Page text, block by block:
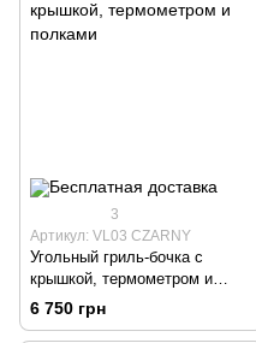
3
Артикул: VL03 CZARNY
Угольный гриль-бочка с
крышкой, термометром и
полками
6 750 грн